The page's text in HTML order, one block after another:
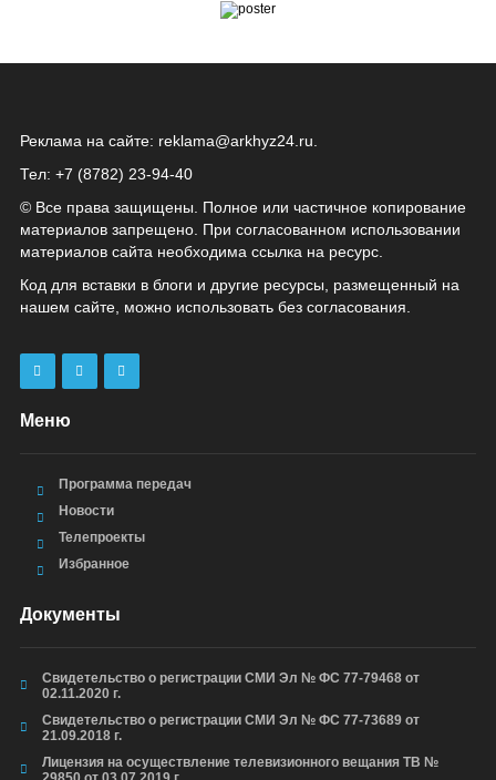
Реклама на сайте: reklama@arkhyz24.ru
Тел: +7 (8782) 23‑94‑40
© Все права защищены. Полное или частичное копирование
материалов запрещено. При согласованном использовании
материалов сайта необходима ссылка на ресурс.
Код для вставки в блоги и другие ресурсы, размещенный на
нашем сайте, можно использовать без согласования.
Меню
Программа передач
Новости
Телепроекты
Избранное
Документы
Свидетельство о регистрации СМИ Эл № ФС 77-79468 от
02.11.2020 г.
Свидетельство о регистрации СМИ Эл № ФС 77-73689 от
21.09.2018 г.
Лицензия на осуществление телевизионного вещания ТВ №